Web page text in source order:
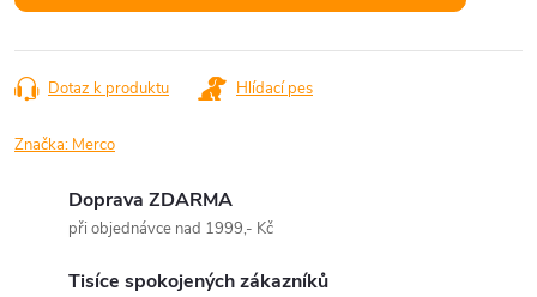
Dotaz k produktu Hlídací pes
Značka: Merco
Doprava ZDARMA
při objednávce nad 1999,- Kč
Tisíce spokojených zákazníků